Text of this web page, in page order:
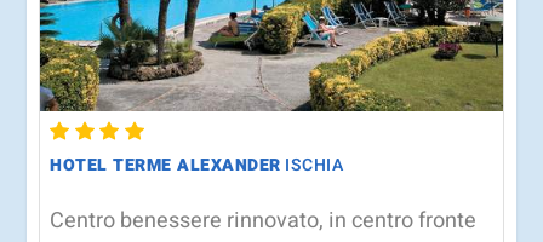
HOTEL TERME ALEXANDER ISCHIA
Centro benessere rinnovato, in centro fronte